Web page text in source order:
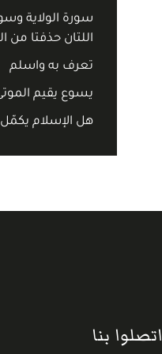
سورة الولاية
اللتان حذفتا من
تعرف به واسلم
يسوع يقيم
هل الإسلام
اتصلوا بنا